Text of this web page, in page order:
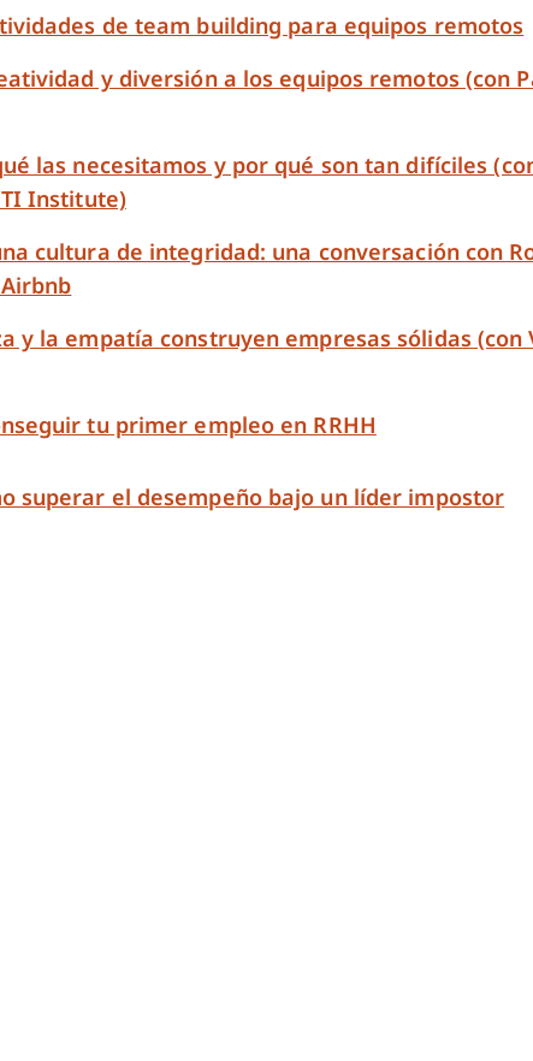
de team building para equipos remotos
y diversión a los equipos remotos (con
las necesitamos y por qué son tan difíciles
Institute)
cultura de integridad: una conversación con
y la empatía construyen empresas sólidas (con
tu primer empleo en RRHH
superar el desempeño bajo un líder impostor